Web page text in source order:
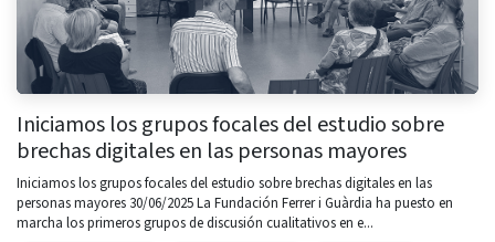
Iniciamos los grupos focales del estudio sobre
brechas digitales en las personas mayores
Iniciamos los grupos focales del estudio sobre brechas digitales en las
personas mayores 30/06/2025 La Fundación Ferrer i Guàrdia ha puesto en
marcha los primeros grupos de discusión cualitativos en e...